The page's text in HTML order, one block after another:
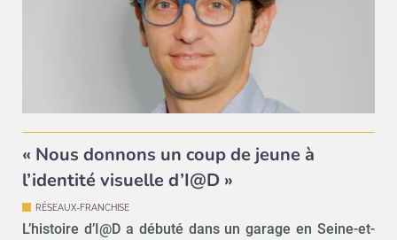
« Nous donnons un coup de jeune à
l’identité visuelle d’I@D »
RÉSEAUX-FRANCHISE
L’histoire d’I@D a débuté dans un garage en Seine-et-